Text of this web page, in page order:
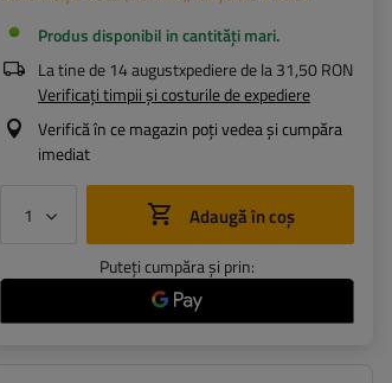
Produs disponibil in cantități mari
La tine de14 augustxpediere de la31,50 RON
Verificați timpii și costurile de expediere
Verifică în ce magazin poți vedea și cumpăra
imediat
Adaugă în coș
Puteți cumpăra și prin: